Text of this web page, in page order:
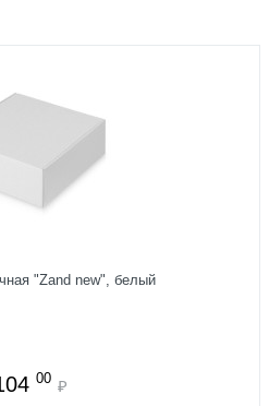
"Zand new", белый
00 ₽